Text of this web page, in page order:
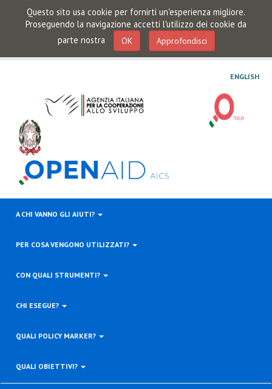
Questo sito usa cookie per fornirti un'esperienza migliore.
Proseguendo la navigazione accetti l'utilizzo dei cookie da
parte nostra
OK Approfondisci
ENGLISH
A CHI VANNO GLI AIUTI?
PER COSA VENGONO UTILIZZATI?
CON QUALI STRUMENTI?
CHI ESEGUE?
QUALI POLICY MARKER?
QUALI OBIETTIVI?